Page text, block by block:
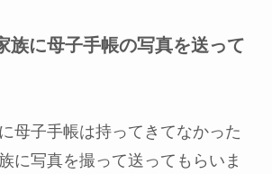
族に母子手帳の写真を送って
母子手帳は持ってきてなかった
に写真を撮って送ってもらいま